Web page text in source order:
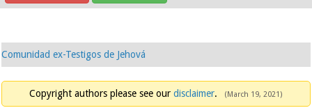
Comunidad ex-Testigos de Jehová
Copyright authors please see our disclaimer. (March 19, 2021)